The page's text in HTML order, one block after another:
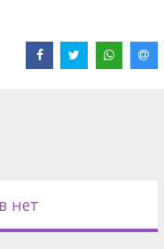
Бумер, начальник
кабаниха Грета,
тьма, да еще и
подвергается атаке
и ее друзья должны
тьмы до того, как она
нет